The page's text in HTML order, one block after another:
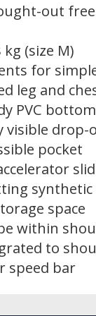
out
(size M)
for
leg and
PVC bottom
visible
pocket
synthetic
space
within
to
speed bar